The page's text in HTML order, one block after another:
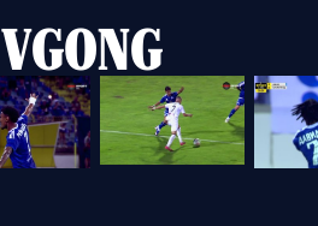
VGONG